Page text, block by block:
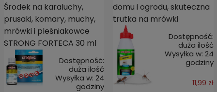
Środek na karaluchy,
prusaki, komary, muchy,
mrówki i pleśniakowce
STRONG FORTECA 30 ml
Dostępność:
duża ilość
Wysyłka w: 24
godziny
domu i ogrodu, skuteczna
trutka na mrówki
Dostępność:
duża ilość
Wysyłka w: 24
godziny
11,99 zł